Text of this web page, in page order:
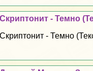
Скриптонит - Темно
Скриптонит - Темно